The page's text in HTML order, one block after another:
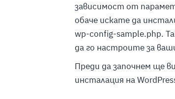
зависимост от
обаче искате да
wp-config-sample.php.
да го настроите за
Преди да започнем ще
инсталация на